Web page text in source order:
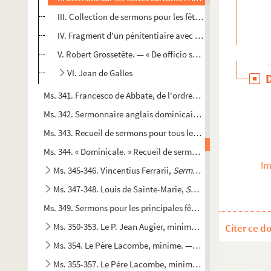
III. Collection de sermons pour les fêtes des saints de
IV. Fragment d'un pénitentiaire avec gloses marginales
V. Robert Grossetête. — « De officio sacerdotali »
VI. Jean de Galles
Ms. 341. Francesco de Abbate, de l'ordre des frères Mineurs
Ms. 342. Sermonnaire anglais dominicain (91 sermons)
Ms. 343. Recueil de sermons pour tous les dimanches de
Ms. 344. « Dominicale. » Recueil de sermons pour tous les
Ms. 345-346. Vincentius Ferrarii, Sermones de tempore et
Ms. 347-348. Louis de Sainte-Marie, Sermons du
Ms. 349. Sermons pour les principales fêtes de l'année
Ms. 350-353. Le P. Jean Augier, minime. — Sermons et
Ms. 354. Le Père Lacombe, minime. — Mélanges et
Ms. 355-357. Le Père Lacombe, minime — Sermons
Citer ce